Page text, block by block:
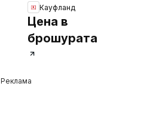
Кауфланд
Цена в
брошурата
Реклама